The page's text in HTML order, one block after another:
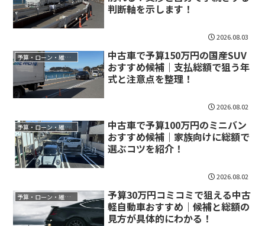
判断軸を示します！
2026.08.03
予算・ローン・維持費
中古車で予算150万円の国産SUV
おすすめ候補｜支払総額で狙う年
式と注意点を整理！
2026.08.02
予算・ローン・維持費
中古車で予算100万円のミニバン
おすすめ候補｜家族向けに総額で
選ぶコツを紹介！
2026.08.02
予算・ローン・維持費
予算30万円コミコミで狙える中古
軽自動車おすすめ｜候補と総額の
見方が具体的にわかる！